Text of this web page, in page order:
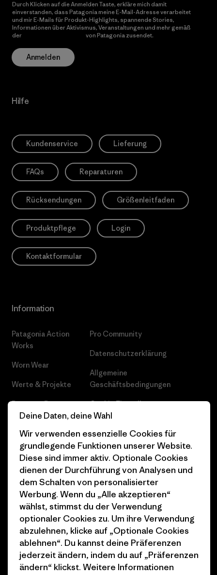
Durch Klicken auf die Anmelden Taste, erkläre mich damit
einverstanden, dass Patagonia meine E-Mail-Adresse verarbeitet
und mir E-Mails für Produkt-Highlights, spannende Stories,
Informationen über Aktivismus, Veranstaltungen und mehr gemäß
der
von Patagonia zusendet.
Anmelden
Hilfe
Kundenservice Lieferung
FAQs Reparaturen
Rücksendungen Größenleitfaden
Produktpflege Login
Kontaktformular
Information
Patagonia Action
Works
Worn Wear
Werte & Projekte
Progress Report
Klimaziele
1% For The Planet
Wie wir finanzieren
Geschenkgutscheine
Stores in deiner Nähe
Pro Community
Datenschutzerklärung
Allgemeine
Geschäftsbedingungen
Cookie Einstellungen
Pressekontakt
Industry program
Affiliate-Programm
Patagonia Schweiz
Deine Daten, deine Wahl
Wir verwenden essenzielle Cookies für
grundlegende Funktionen unserer Website.
Diese sind immer aktiv. Optionale Cookies
dienen der Durchführung von Analysen und
dem Schalten von personalisierter
Werbung. Wenn du „Alle akzeptieren“
wählst, stimmst du der Verwendung
optionaler Cookies zu. Um ihre Verwendung
abzulehnen, klicke auf „Optionale Cookies
ablehnen“. Du kannst deine Präferenzen
jederzeit ändern, indem du auf „Präferenzen
ändern“ klickst. Weitere Informationen